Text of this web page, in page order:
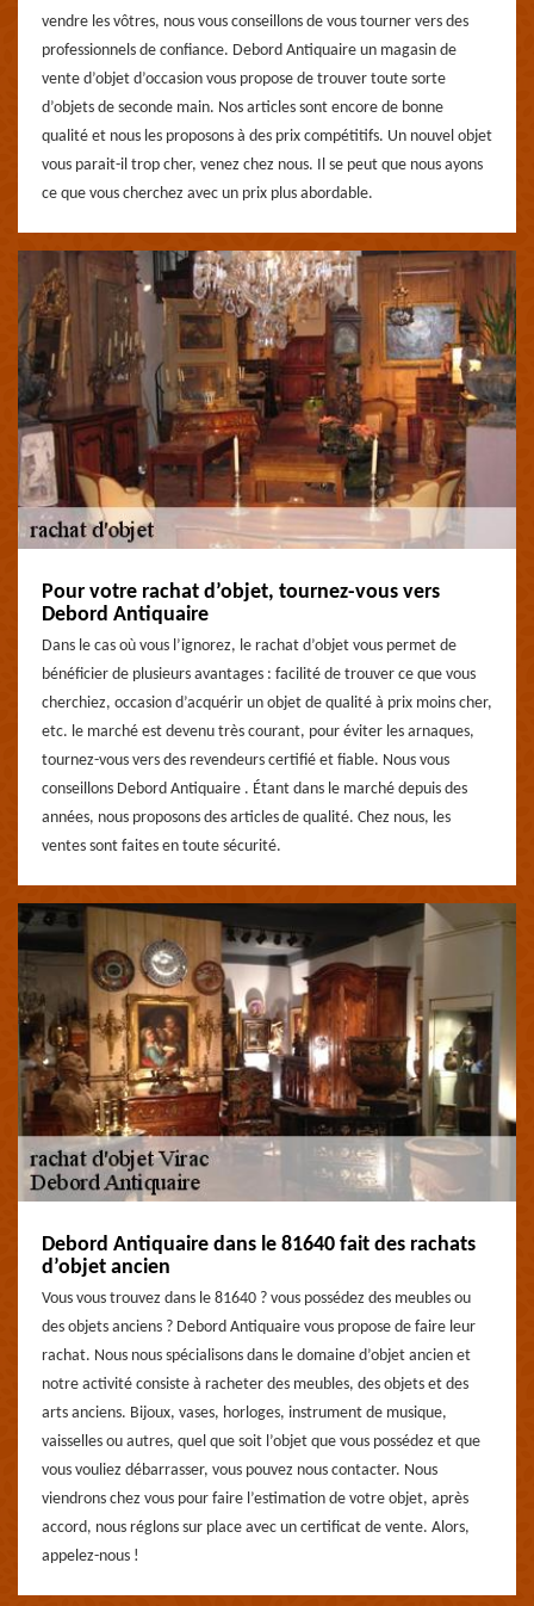
vendre les vôtres, nous vous conseillons de vous tourner vers des
professionnels de confiance. Debord Antiquaire un magasin de
vente d’objet d’occasion vous propose de trouver toute sorte
d’objets de seconde main. Nos articles sont encore de bonne
qualité et nous les proposons à des prix compétitifs. Un nouvel objet
vous parait-il trop cher, venez chez nous. Il se peut que nous ayons
ce que vous cherchez avec un prix plus abordable.
Pour votre rachat d’objet, tournez-vous vers
Debord Antiquaire
Dans le cas où vous l’ignorez, le rachat d’objet vous permet de
bénéficier de plusieurs avantages : facilité de trouver ce que vous
cherchiez, occasion d’acquérir un objet de qualité à prix moins cher,
etc. le marché est devenu très courant, pour éviter les arnaques,
tournez-vous vers des revendeurs certifié et fiable. Nous vous
conseillons Debord Antiquaire . Étant dans le marché depuis des
années, nous proposons des articles de qualité. Chez nous, les
ventes sont faites en toute sécurité.
Debord Antiquaire dans le 81640 fait des rachats
d’objet ancien
Vous vous trouvez dans le 81640 ? vous possédez des meubles ou
des objets anciens ? Debord Antiquaire vous propose de faire leur
rachat. Nous nous spécialisons dans le domaine d’objet ancien et
notre activité consiste à racheter des meubles, des objets et des
arts anciens. Bijoux, vases, horloges, instrument de musique,
vaisselles ou autres, quel que soit l’objet que vous possédez et que
vous vouliez débarrasser, vous pouvez nous contacter. Nous
viendrons chez vous pour faire l’estimation de votre objet, après
accord, nous réglons sur place avec un certificat de vente. Alors,
appelez-nous !